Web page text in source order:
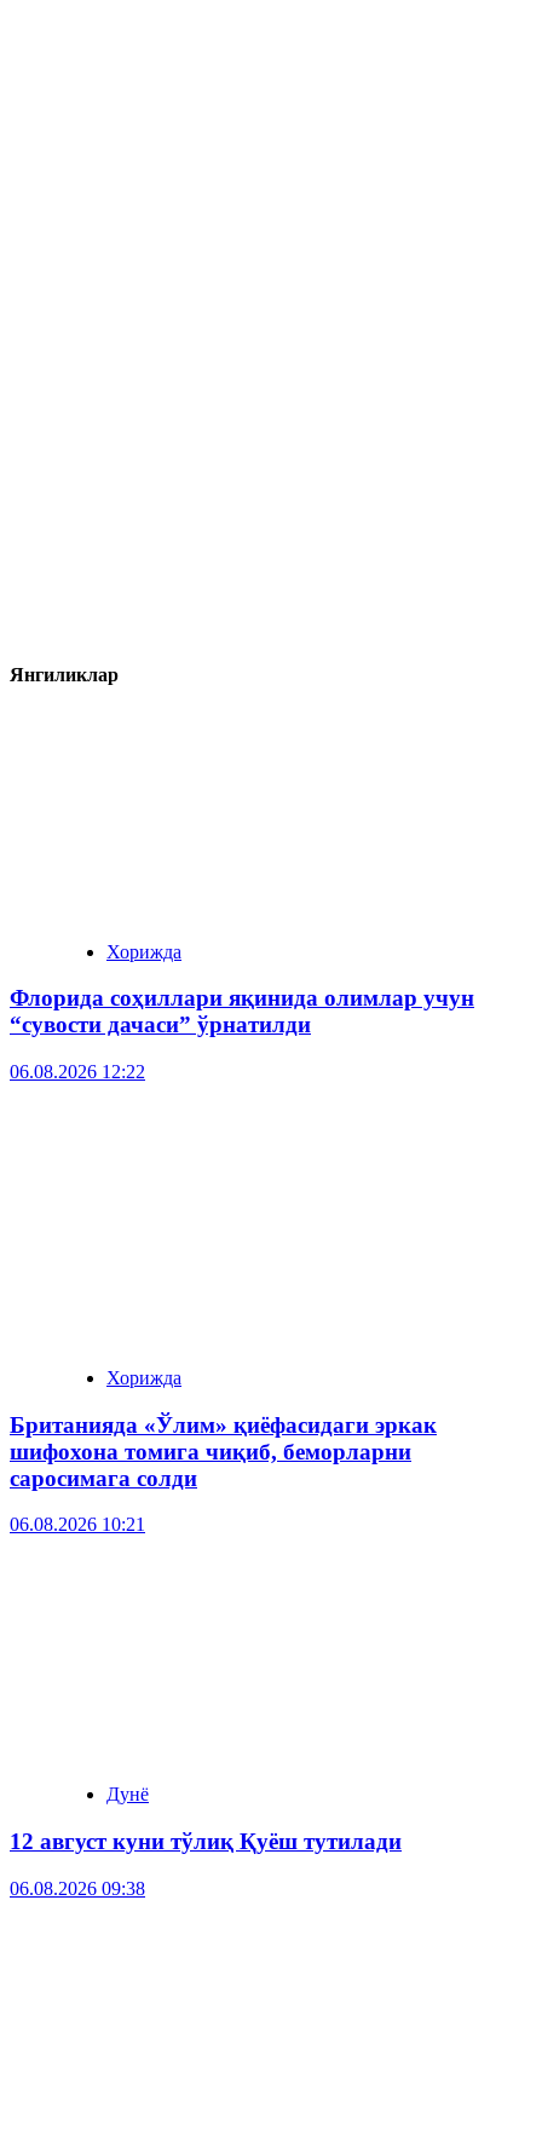
Янгиликлар
Хорижда
Флорида соҳиллари яқинида олимлар учун
“сувости дачаси” ўрнатилди
06.08.2026 12:22
Хорижда
Британияда «Ўлим» қиёфасидаги эркак
шифохона томига чиқиб, беморларни
саросимага солди
06.08.2026 10:21
Дунё
12 август куни тўлиқ Қуёш тутилади
06.08.2026 09:38